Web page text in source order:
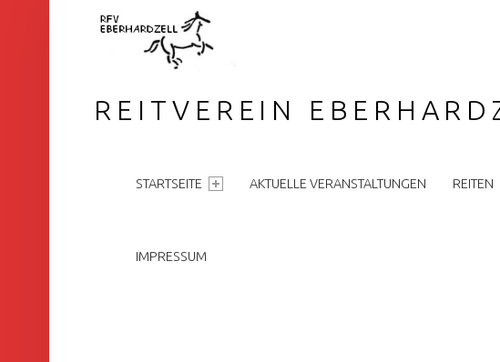
REITVEREIN
STARTSEITE AKTUELLE VERANSTALTUNGEN REITEN
IMPRESSUM